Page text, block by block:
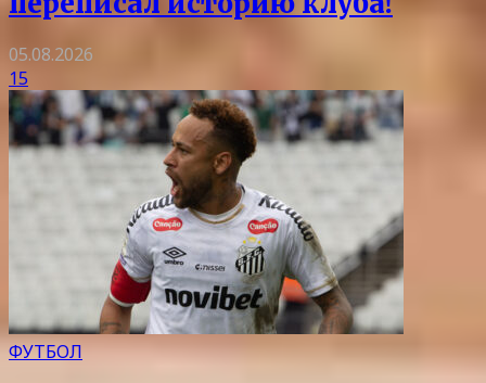
05.08.2026
15
ФУТБОЛ